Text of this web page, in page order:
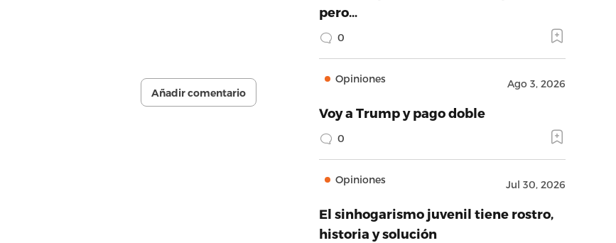
Añadir comentario
pero…
0
Opiniones Ago 3, 2026
Voy a Trump y pago doble
0
Opiniones Jul 30, 2026
El sinhogarismo juvenil tiene rostro,
historia y solución